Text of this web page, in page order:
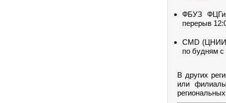
ФБУЗ
перерыв
CMD (ЦНИИ
по будням с
В других
или